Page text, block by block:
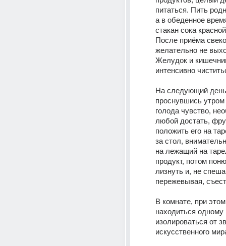
питаться. Пить
а в обеденное
стакан сока
После приёма
желательно не
Желудок и
интенсивно
На следующий
проснувшись
голода чувство,
любой достать,
положить его на
за стол,
на лежащий на
продукт, потом
лизнуть и, не спеша
пережевывая,
В комнате, при
находиться одному
изолироваться от
искусственного